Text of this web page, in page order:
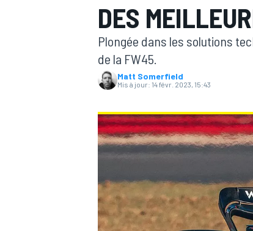
DES
Plongée dans les solutions
de la FW45.
Matt Somerfield
Mis à jour: 14 févr. 2023, 15:43